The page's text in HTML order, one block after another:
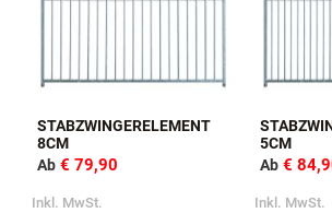
STABZWINGERELEMENT
8CM
Ab € 79,90
Inkl. MwSt.
5CM
Ab €
Inkl. MwSt.